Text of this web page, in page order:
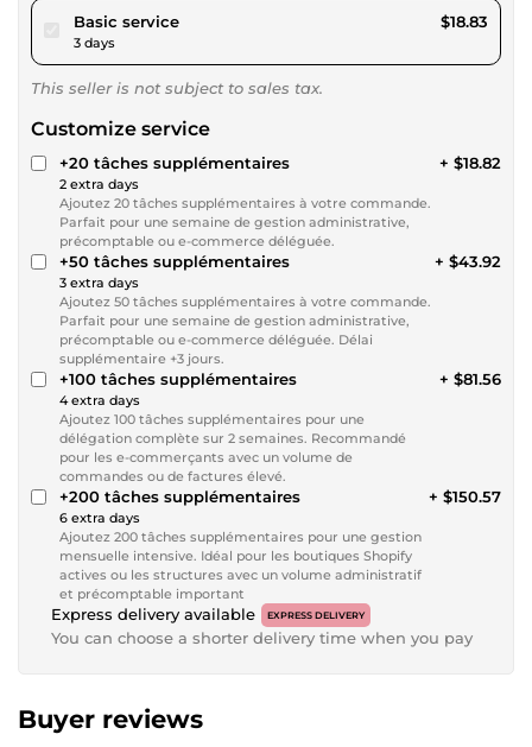
Basic servicepour $17.35
3 days
$18.83
This seller is not subject to sales tax.
Customize service
+20 tâches supplémentaires
2 extra days
Ajoutez 20 tâches supplémentaires à votre commande.
Parfait pour une semaine de gestion administrative,
précomptable ou e-commerce déléguée.
+ $18.82
+50 tâches supplémentaires
3 extra days
Ajoutez 50 tâches supplémentaires à votre commande.
Parfait pour une semaine de gestion administrative,
précomptable ou e-commerce déléguée. Délai
supplémentaire +3 jours.
+ $43.92
+100 tâches supplémentaires
4 extra days
Ajoutez 100 tâches supplémentaires pour une
délégation complète sur 2 semaines. Recommandé
pour les e-commerçants avec un volume de
commandes ou de factures élevé.
+ $81.56
+200 tâches supplémentaires
6 extra days
Ajoutez 200 tâches supplémentaires pour une gestion
mensuelle intensive. Idéal pour les boutiques Shopify
actives ou les structures avec un volume administratif
et précomptable important
+ $150.57
Express delivery available EXPRESS DELIVERY
You can choose a shorter delivery time when you pay
Buyer reviews